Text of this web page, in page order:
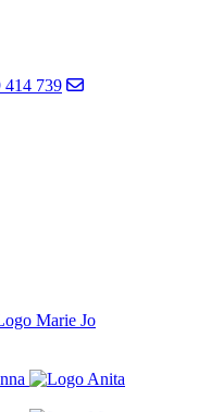
414 739